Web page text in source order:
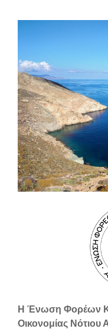
Η Ένωση Φορέων
Οικονομίας Νότιου